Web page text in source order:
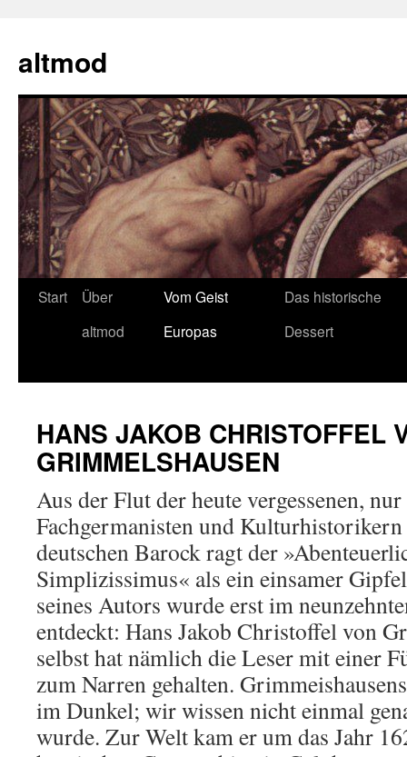
springen
altmod
Start
Über
altmod
Vom Geist
Europas
Das historische
Dessert
HANS JAKOB CHRISTOFFEL
GRIMMELSHAUSEN
Aus der Flut der heute vergessenen,
Fachgermanisten und Kulturhistorikern
deutschen Barock ragt der
Simplizissimus« als ein einsamer
seines Autors wurde erst im
entdeckt: Hans Jakob Christoffel von
selbst hat nämlich die Leser mit einer
zum Narren gehalten.
im Dunkel; wir wissen nicht einmal
wurde. Zur Welt kam er um das Jahr